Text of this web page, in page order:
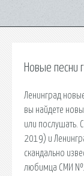
Новые песни
Ленинград
вы найдете
или послушать.
2019) и
скандально
любимца СМИ